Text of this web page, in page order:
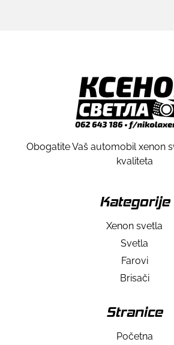
Obogatite Vaš automobil xenon
kvaliteta
Kategorije
Xenon svetla
Svetla
Farovi
Brisači
Stranice
Početna